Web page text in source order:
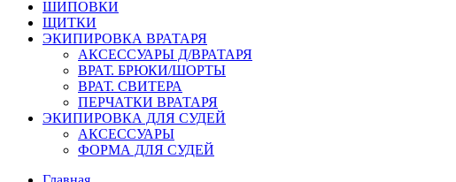
ШИПОВКИ
ЩИТКИ
ЭКИПИРОВКА ВРАТАРЯ
АКСЕССУАРЫ Д/ВРАТАРЯ
ВРАТ. БРЮКИ/ШОРТЫ
ВРАТ. СВИТЕРА
ПЕРЧАТКИ ВРАТАРЯ
ЭКИПИРОВКА ДЛЯ СУДЕЙ
АКСЕССУАРЫ
ФОРМА ДЛЯ СУДЕЙ